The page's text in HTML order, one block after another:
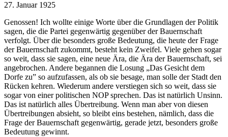
27. Januar 1925
Genossen! Ich wollte einige Worte über die Grundlagen der Politik
sagen, die die Partei gegenwärtig gegenüber der Bauernschaft
verfolgt. Über die besonders große Bedeutung, die heute der Frage
der Bauernschaft zukommt, besteht kein Zweifel. Viele gehen sogar
so weit, dass sie sagen, eine neue Ära, die Ära der Bauernschaft, sei
angebrochen. Andere begannen die Losung „Das Gesicht dem
Dorfe zu” so aufzufassen, als ob sie besage, man solle der Stadt den
Rücken kehren. Wiederum andere verstiegen sich so weit, dass sie
sogar von einer politischen NOP sprechen. Das ist natürlich Unsinn.
Das ist natürlich alles Übertreibung. Wenn man aber von diesen
Übertreibungen absieht, so bleibt eins bestehen, nämlich, dass die
Frage der Bauernschaft gegenwärtig, gerade jetzt, besonders große
Bedeutung gewinnt.